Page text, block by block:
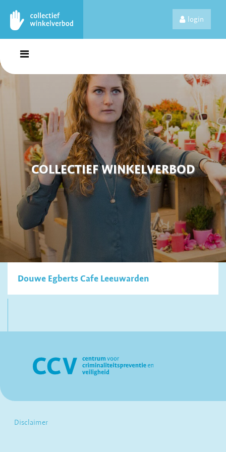
login
COLLECTIEF WINKELVERBOD
Douwe Egberts Cafe Leeuwarden
Disclaimer